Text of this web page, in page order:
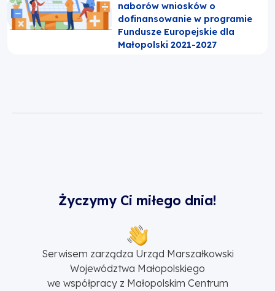
naborów wniosków o
dofinansowanie w programie
Fundusze Europejskie dla
Małopolski 2021-2027
Życzymy Ci miłego dnia!
Serwisem zarządza Urząd Marszałkowski
Województwa Małopolskiego
we współpracy z Małopolskim Centrum